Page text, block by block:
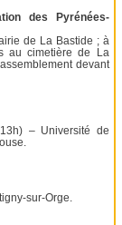
des Pyrénées-
de La Bastide ; à
au cimetière de La
devant
– Université de
sur-Orge.